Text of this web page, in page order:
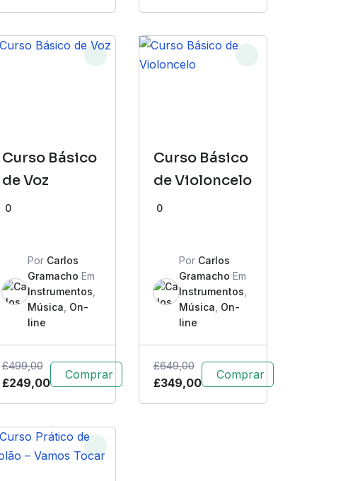
Curso Básico
de Voz
0
Por Carlos
Gramacho Em
Instrumentos
Música On-
line
£499,00
£249,00
Comprar
Curso Básico
de Violoncelo
0
Por Carlos
Gramacho Em
Instrumentos
Música On-
line
£649,00
£349,00
Comprar